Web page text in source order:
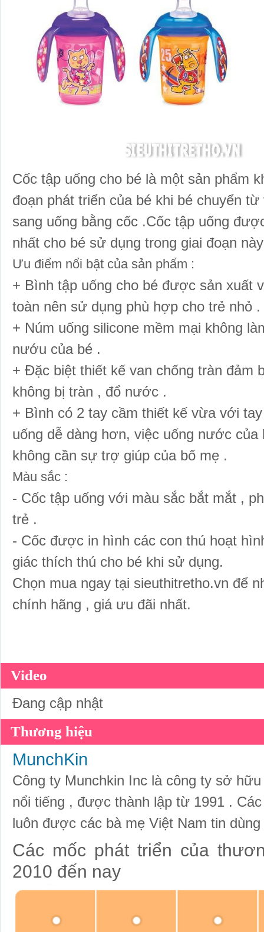
Cốc tập uống cho bé là một sản phẩm
đoạn phát triển của bé khi bé chuyển
sang uống bằng cốc .Cốc tập uống
nhất cho bé sử dụng trong giai đoạn
Ưu điểm nổi bật của sản phẩm :
+ Bình tập uống cho bé được sản xuất
toàn nên sử dụng phù hợp cho trẻ nhỏ .
+ Núm uống silicone mềm mại không
nướu của bé .
+ Đặc biệt thiết kế van chống tràn đảm
không bị tràn , đổ nước .
+ Bình có 2 tay cầm thiết kế vừa với
uống dễ dàng hơn, việc uống nước
không cần sự trợ giúp của bố mẹ .
Màu sắc :
- Cốc tập uống với màu sắc bắt mắt ,
trẻ .
- Cốc được in hình các con thú hoạt
giác thích thú cho bé khi sử dụng.
Chọn mua ngay tại sieuthitretho.vn để
chính hãng , giá ưu đãi nhất.
Video
Đang cập nhật
Thương hiệu
MunchKin
Công ty Munchkin Inc là công ty sở
nổi tiếng , được thành lập từ 1991 .
luôn được các bà mẹ Việt Nam tin dùng
Các mốc phát triển của
2010 đến nay